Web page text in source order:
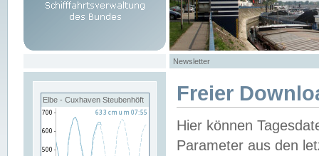
Newsletter
Elbe - Cuxhaven Steubenhöft Freier
Hier können
Parameter aus den